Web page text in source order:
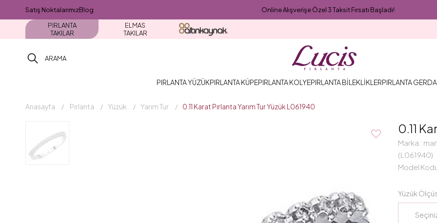
Satış NoktalarımızBlog
Online Alışverişe Özel 3 Taksit Fırsatı Başladı!
PIRLANTA
TAKILAR
ELMAS
TAKILAR
PIRLANTA YÜZÜKPIRLANTA KÜPEPIRLANTA KOLYEPIRLANTA BİLEKLİKLERPIRLANTA
Anasayfa Pırlanta Yüzük Yarım Tur 0.11 Karat Pırlanta Yarım Tur Yüzük L061940
0.11
Marka :
(L061940)
Model
Yüzük